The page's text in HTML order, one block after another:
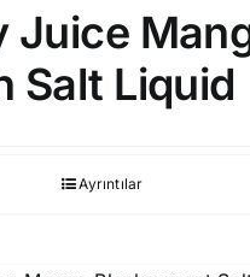
Juice
Salt Liquid
Ayrıntılar